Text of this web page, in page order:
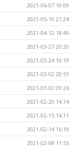
2021-06-07 10:09
2021-05-10 21:24
2021-04-12 18:45
2021-03-27 20:20
2021-03-24 10:19
2021-03-02 20:51
2021-03-02 09:26
2021-02-20 14:14
2021-02-15 14:11
2021-02-14 16:19
2021-02-08 11:55